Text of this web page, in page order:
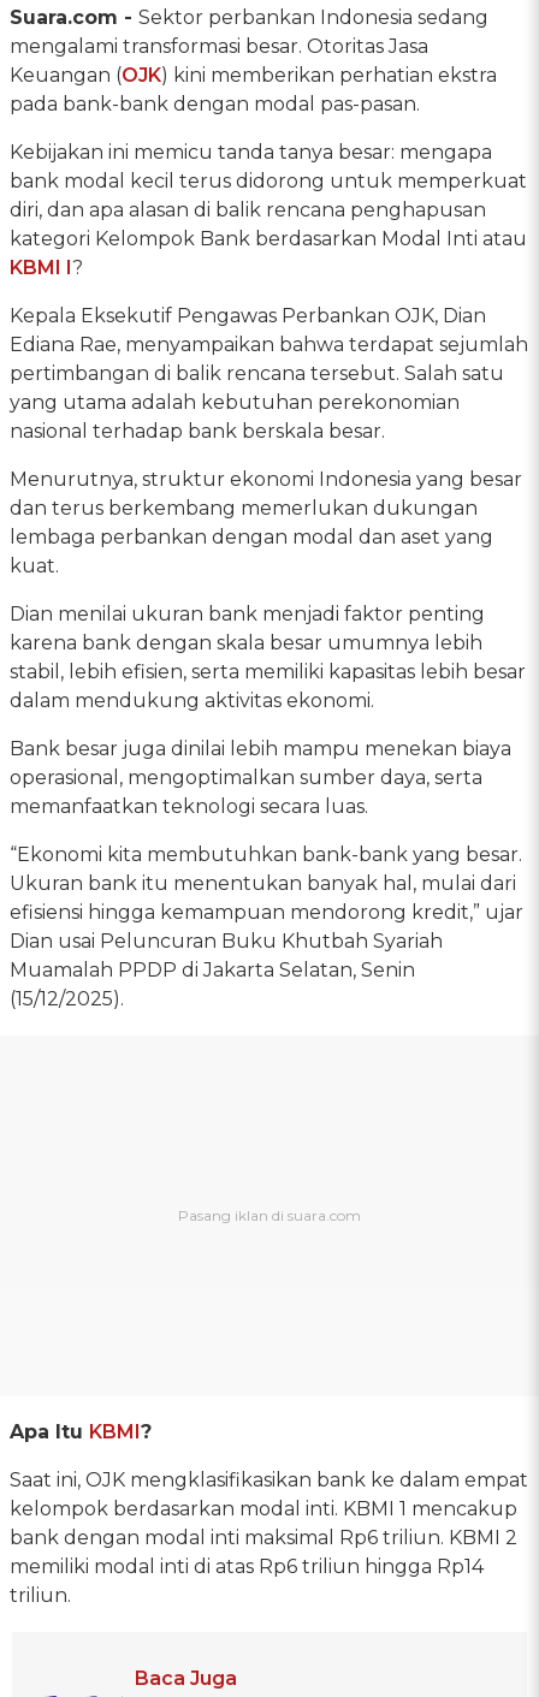
Suara.com - Sektor perbankan Indonesia sedang
mengalami transformasi besar. Otoritas Jasa
Keuangan (OJK) kini memberikan perhatian ekstra
pada bank-bank dengan modal pas-pasan.
Kebijakan ini memicu tanda tanya besar: mengapa
bank modal kecil terus didorong untuk memperkuat
diri, dan apa alasan di balik rencana penghapusan
kategori Kelompok Bank berdasarkan Modal Inti atau
KBMI I ?
Kepala Eksekutif Pengawas Perbankan OJK, Dian
Ediana Rae, menyampaikan bahwa terdapat sejumlah
pertimbangan di balik rencana tersebut. Salah satu
yang utama adalah kebutuhan perekonomian
nasional terhadap bank berskala besar.
Menurutnya, struktur ekonomi Indonesia yang besar
dan terus berkembang memerlukan dukungan
lembaga perbankan dengan modal dan aset yang
kuat.
Dian menilai ukuran bank menjadi faktor penting
karena bank dengan skala besar umumnya lebih
stabil, lebih efisien, serta memiliki kapasitas lebih besar
dalam mendukung aktivitas ekonomi.
Bank besar juga dinilai lebih mampu menekan biaya
operasional, mengoptimalkan sumber daya, serta
memanfaatkan teknologi secara luas.
“Ekonomi kita membutuhkan bank-bank yang besar.
Ukuran bank itu menentukan banyak hal, mulai dari
efisiensi hingga kemampuan mendorong kredit,” ujar
Dian usai Peluncuran Buku Khutbah Syariah
Muamalah PPDP di Jakarta Selatan, Senin
(15/12/2025).
Apa Itu KBMI ?
Saat ini, OJK mengklasifikasikan bank ke dalam empat
kelompok berdasarkan modal inti. KBMI 1 mencakup
bank dengan modal inti maksimal Rp6 triliun. KBMI 2
memiliki modal inti di atas Rp6 triliun hingga Rp14
triliun.
Baca Juga